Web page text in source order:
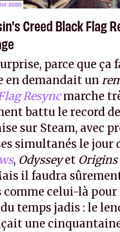
2026
Creed Black Flag
parce que
en demandait un
Resyncmarche
battu le record
sur Steam, avec
simultanés le jour
, Odysseyet Origins
il faudra
comme celui-là
temps jadis : le
une